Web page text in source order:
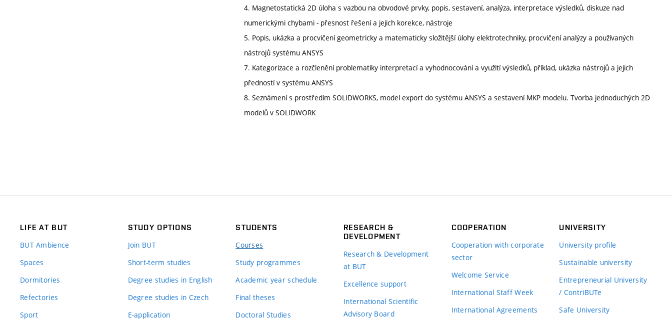
4. Magnetostatická 2D úloha s vazbou na obvodové prvky, popis, sestavení, analýza, interpretace výsledků, diskuze nad
numerickými chybami - přesnost řešení a jejich korekce, nástroje
5. Popis, ukázka a procvičení geometricky a matematicky složitější úlohy elektrotechniky, procvičení analýzy a používaných
nástrojů systému ANSYS
7. Kategorizace a rozčlenění problematiky interpretací a vyhodnocování a využití výsledků, příklad, ukázka nástrojů a jejich
předností v systému ANSYS
8. Seznámení s prostředím SOLIDWORKS, model export do systému ANSYS a sestavení MKP modelu. Tvorba jednoduchých 2D
modelů v SOLIDWORK
LIFE AT BUT
BUT Ambience
Spaces
Dormitories
Refectories
Sport
STUDY OPTIONS
Join BUT
Short-term studies
Degree studies in English
Degree studies in Czech
E-application
STUDENTS
Courses
Study programmes
Academic year schedule
Final theses
Doctoral Studies
RESEARCH &
DEVELOPMENT
Research & Development
at BUT
Excellence support
International Scientific
Advisory Board
COOPERATION
Cooperation with corporate
sector
Welcome Service
International Staff Week
International Agreements
UNIVERSITY
University profile
Sustainable university
Entrepreneurial University
/ ContriBUTe
Safe University